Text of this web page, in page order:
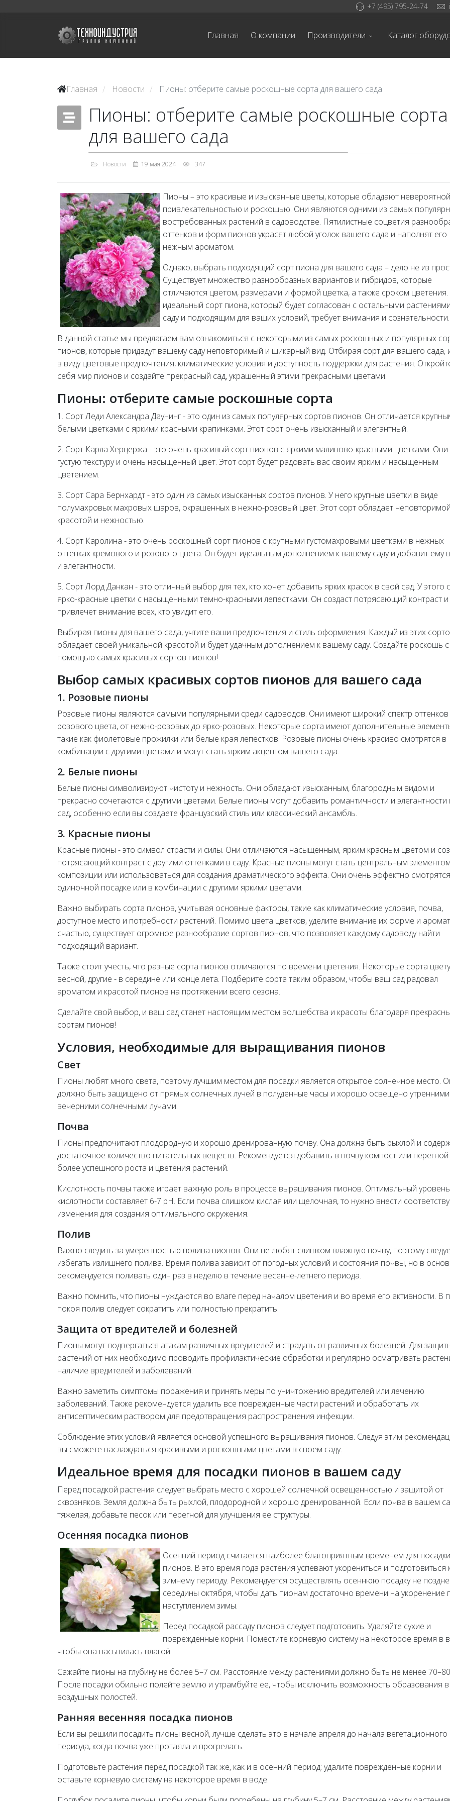
+7 (495) 795-24-74
Главная О компании Производители Каталог
Главная / Новости / Пионы: отберите самые роскошные сорта для вашего сада
Пионы: отберите самые роскошные сорта
для вашего сада
Новости 19 мая 2024 347
Пионы – это красивые и изысканные цветы, которые обладают невероятной
привлекательностью и роскошью. Они являются одними из самых
востребованных растений в садоводстве. Пятилистные соцветия
оттенков и форм пионов украсят любой уголок вашего сада и наполнят его
нежным ароматом.
Однако, выбрать подходящий сорт пиона для вашего сада – дело не из
Существует множество разнообразных вариантов и гибридов, которые
отличаются цветом, размерами и формой цветка, а также сроком
идеальный сорт пиона, который будет согласован с остальными
саду и подходящим для ваших условий, требует внимания и сознательности.
В данной статье мы предлагаем вам ознакомиться с некоторыми из самых роскошных и популярных
пионов, которые придадут вашему саду неповторимый и шикарный вид. Отбирая сорт для вашего сада,
в виду цветовые предпочтения, климатические условия и доступность поддержки для растения.
себя мир пионов и создайте прекрасный сад, украшенный этими прекрасными цветами.
Пионы: отберите самые роскошные сорта
1. Сорт Леди Александра Даунинг - это один из самых популярных сортов пионов. Он отличается
белыми цветками с яркими красными крапинками. Этот сорт очень изысканный и элегантный.
2. Сорт Карла Херцержа - это очень красивый сорт пионов с яркими малиново-красными цветками.
густую текстуру и очень насыщенный цвет. Этот сорт будет радовать вас своим ярким и насыщенным
цветением.
3. Сорт Сара Бернхардт - это один из самых изысканных сортов пионов. У него крупные цветки в виде
полумахровых махровых шаров, окрашенных в нежно-розовый цвет. Этот сорт обладает неповторимой
красотой и нежностью.
4. Сорт Каролина - это очень роскошный сорт пионов с крупными густомахровыми цветками в нежных
оттенках кремового и розового цвета. Он будет идеальным дополнением к вашему саду и добавит ему
и элегантности.
5. Сорт Лорд Данкан - это отличный выбор для тех, кто хочет добавить ярких красок в свой сад. У этого
ярко-красные цветки с насыщенными темно-красными лепестками. Он создаст потрясающий контраст и
привлечет внимание всех, кто увидит его.
Выбирая пионы для вашего сада, учтите ваши предпочтения и стиль оформления. Каждый из этих
обладает своей уникальной красотой и будет удачным дополнением к вашему саду. Создайте роскошь с
помощью самых красивых сортов пионов!
Выбор самых красивых сортов пионов для вашего сада
1. Розовые пионы
Розовые пионы являются самыми популярными среди садоводов. Они имеют широкий спектр оттенков
розового цвета, от нежно-розовых до ярко-розовых. Некоторые сорта имеют дополнительные
такие как фиолетовые прожилки или белые края лепестков. Розовые пионы очень красиво смотрятся в
комбинации с другими цветами и могут стать ярким акцентом вашего сада.
2. Белые пионы
Белые пионы символизируют чистоту и нежность. Они обладают изысканным, благородным видом и
прекрасно сочетаются с другими цветами. Белые пионы могут добавить романтичности и
сад, особенно если вы создаете французский стиль или классический ансамбль.
3. Красные пионы
Красные пионы - это символ страсти и силы. Они отличаются насыщенным, ярким красным цветом и
потрясающий контраст с другими оттенками в саду. Красные пионы могут стать центральным элементом
композиции или использоваться для создания драматического эффекта. Они очень эффектно
одиночной посадке или в комбинации с другими яркими цветами.
Важно выбирать сорта пионов, учитывая основные факторы, такие как климатические условия, почва,
доступное место и потребности растений. Помимо цвета цветков, уделите внимание их форме и
счастью, существует огромное разнообразие сортов пионов, что позволяет каждому садоводу найти
подходящий вариант.
Также стоит учесть, что разные сорта пионов отличаются по времени цветения. Некоторые сорта
весной, другие - в середине или конце лета. Подберите сорта таким образом, чтобы ваш сад радовал
ароматом и красотой пионов на протяжении всего сезона.
Сделайте свой выбор, и ваш сад станет настоящим местом волшебства и красоты благодаря
сортам пионов!
Условия, необходимые для выращивания пионов
Свет
Пионы любят много света, поэтому лучшим местом для посадки является открытое солнечное место.
должно быть защищено от прямых солнечных лучей в полуденные часы и хорошо освещено
вечерними солнечными лучами.
Почва
Пионы предпочитают плодородную и хорошо дренированную почву. Она должна быть рыхлой и
достаточное количество питательных веществ. Рекомендуется добавить в почву компост или перегной
более успешного роста и цветения растений.
Кислотность почвы также играет важную роль в процессе выращивания пионов. Оптимальный уровень
кислотности составляет 6-7 pH. Если почва слишком кислая или щелочная, то нужно внести
изменения для создания оптимального окружения.
Полив
Важно следить за умеренностью полива пионов. Они не любят слишком влажную почву, поэтому
избегать излишнего полива. Время полива зависит от погодных условий и состояния почвы, но в
рекомендуется поливать один раз в неделю в течение весенне-летнего периода.
Важно помнить, что пионы нуждаются во влаге перед началом цветения и во время его активности. В
покоя полив следует сократить или полностью прекратить.
Защита от вредителей и болезней
Пионы могут подвергаться атакам различных вредителей и страдать от различных болезней. Для
растений от них необходимо проводить профилактические обработки и регулярно осматривать
наличие вредителей и заболеваний.
Важно заметить симптомы поражения и принять меры по уничтожению вредителей или лечению
заболеваний. Также рекомендуется удалить все поврежденные части растений и обработать их
антисептическим раствором для предотвращения распространения инфекции.
Соблюдение этих условий является основой успешного выращивания пионов. Следуя этим
вы сможете наслаждаться красивыми и роскошными цветами в своем саду.
Идеальное время для посадки пионов в вашем саду
Перед посадкой растения следует выбрать место с хорошей солнечной освещенностью и защитой от
сквозняков. Земля должна быть рыхлой, плодородной и хорошо дренированной. Если почва в вашем
тяжелая, добавьте песок или перегной для улучшения ее структуры.
Осенняя посадка пионов
Осенний период считается наиболее благоприятным временем для посадки
пионов. В это время года растения успевают укорениться и подготовиться
зимнему периоду. Рекомендуется осуществлять осеннюю посадку не
середины октября, чтобы дать пионам достаточно времени на укоренение
наступлением зимы.
Перед посадкой рассаду пионов следует подготовить. Удаляйте сухие и
поврежденные корни. Поместите корневую систему на некоторое время в
чтобы она насытилась влагой.
Сажайте пионы на глубину не более 5–7 см. Расстояние между растениями должно быть не менее
После посадки обильно полейте землю и утрамбуйте ее, чтобы исключить возможность образования
воздушных полостей.
Ранняя весенняя посадка пионов
Если вы решили посадить пионы весной, лучше сделать это в начале апреля до начала вегетационного
периода, когда почва уже протаяла и прогрелась.
Подготовьте растения перед посадкой так же, как и в осенний период: удалите поврежденные корни и
оставьте корневую систему на некоторое время в воде.